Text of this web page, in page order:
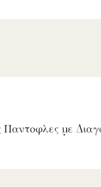
Παντοφλες με